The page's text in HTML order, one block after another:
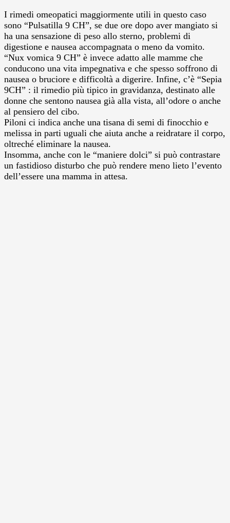
I rimedi omeopatici maggiormente utili in questo caso
sono “Pulsatilla 9 CH”, se due ore dopo aver mangiato si
ha una sensazione di peso allo sterno, problemi di
digestione e nausea accompagnata o meno da vomito.
“Nux vomica 9 CH” è invece adatto alle mamme che
conducono una vita impegnativa e che spesso soffrono di
nausea o bruciore e difficoltà a digerire. Infine, c’è “Sepia
9CH” : il rimedio più tipico in gravidanza, destinato alle
donne che sentono nausea già alla vista, all’odore o anche
al pensiero del cibo.
Piloni ci indica anche una tisana di semi di finocchio e
melissa in parti uguali che aiuta anche a reidratare il corpo,
oltreché eliminare la nausea.
Insomma, anche con le “maniere dolci” si può contrastare
un fastidioso disturbo che può rendere meno lieto l’evento
dell’essere una mamma in attesa.